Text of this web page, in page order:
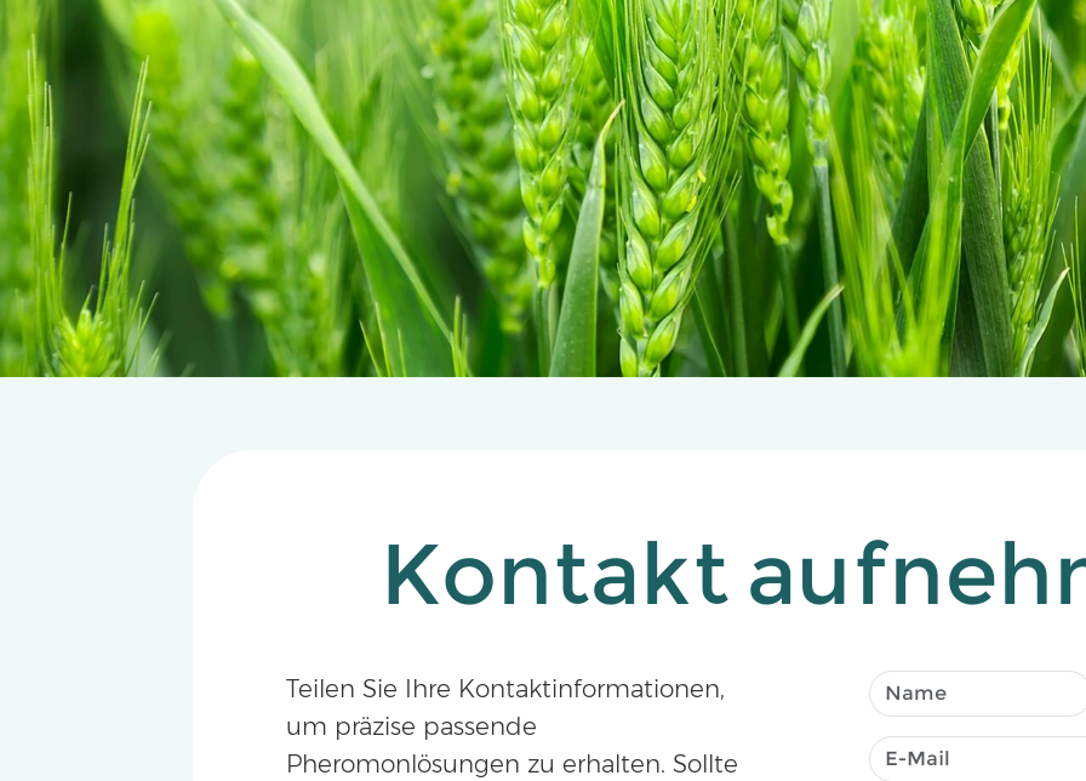
Kontakt
Teilen Sie Ihre Kontaktinformationen,
um präzise passende
Pheromonlösungen zu erhalten. Sollte